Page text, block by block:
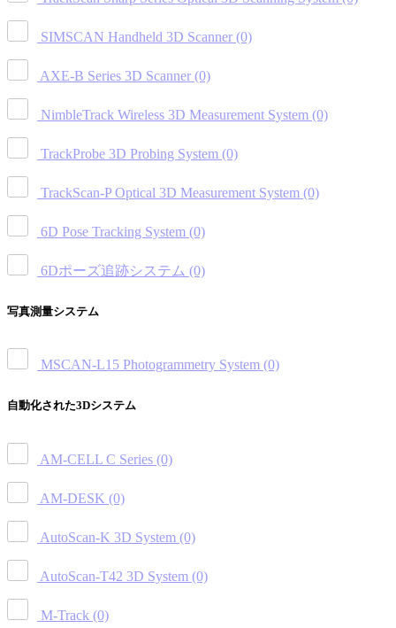
SIMSCAN Handheld 3D Scanner (0)
AXE-B Series 3D Scanner (0)
NimbleTrack Wireless 3D Measurement System (0)
TrackProbe 3D Probing System (0)
TrackScan-P Optical 3D Measurement System (0)
6D Pose Tracking System (0)
6Dポーズ追跡システム (0)
写真測量システム
MSCAN-L15 Photogrammetry System (0)
自動化された3Dシステム
AM-CELL C Series (0)
AM-DESK (0)
AutoScan-K 3D System (0)
AutoScan-T42 3D System (0)
M-Track (0)